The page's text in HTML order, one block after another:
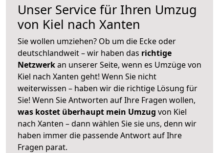
Unser Service für Ihren Umzug
von Kiel nach Xanten
Sie wollen umziehen? Ob um die Ecke oder
deutschlandweit – wir haben das richtige
Netzwerkan unserer Seite, wenn es Umzüge von
Kiel nach Xanten geht! Wenn Sie nicht
weiterwissen – haben wir die richtige Lösung für
Sie! Wenn Sie Antworten auf Ihre Fragen wollen,
was kostet überhaupt mein Umzug von Kiel
nach Xanten – dann wählen Sie sie uns, denn wir
haben immer die passende Antwort auf Ihre
Fragen parat.